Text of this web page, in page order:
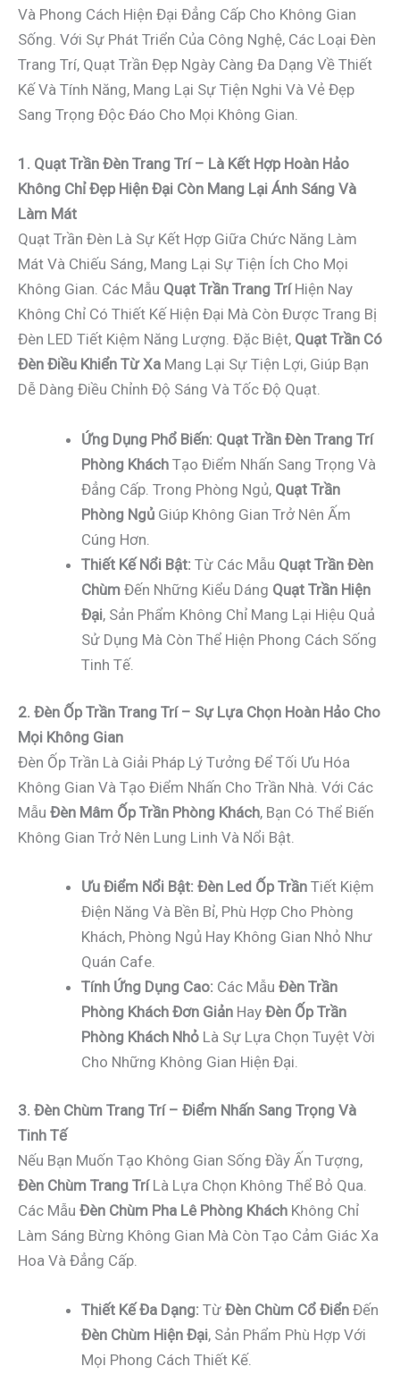
Và Phong Cách Hiện Đại Đẳng Cấp Cho Không Gian
Sống. Với Sự Phát Triển Của Công Nghệ, Các Loại Đèn
Trang Trí, Quạt Trần Đẹp Ngày Càng Đa Dạng Về Thiết
Kế Và Tính Năng, Mang Lại Sự Tiện Nghi Và Vẻ Đẹp
Sang Trọng Độc Đáo Cho Mọi Không Gian.
1. Quạt Trần Đèn Trang Trí – Là Kết Hợp Hoàn Hảo
Không Chỉ Đẹp Hiện Đại Còn Mang Lại Ánh Sáng Và
Làm Mát
Quạt Trần Đèn Là Sự Kết Hợp Giữa Chức Năng Làm
Mát Và Chiếu Sáng, Mang Lại Sự Tiện Ích Cho Mọi
Không Gian. Các Mẫu Quạt Trần Trang TríHiện Nay
Không Chỉ Có Thiết Kế Hiện Đại Mà Còn Được Trang Bị
Đèn LED Tiết Kiệm Năng Lượng. Đặc Biệt, Quạt Trần Có
Đèn Điều Khiển Từ Xa Mang Lại Sự Tiện Lợi, Giúp Bạn
Dễ Dàng Điều Chỉnh Độ Sáng Và Tốc Độ Quạt.
Ứng Dụng Phổ Biến: Quạt Trần Đèn Trang Trí
Phòng Khách Tạo Điểm Nhấn Sang Trọng Và
Đẳng Cấp. Trong Phòng Ngủ, Quạt Trần
Phòng Ngủ Giúp Không Gian Trở Nên Ấm
Cúng Hơn.
Thiết Kế Nổi Bật: Từ Các Mẫu Quạt Trần Đèn
Chùm Đến Những Kiểu Dáng Quạt Trần Hiện
Đại, Sản Phẩm Không Chỉ Mang Lại Hiệu Quả
Sử Dụng Mà Còn Thể Hiện Phong Cách Sống
Tinh Tế.
2. Đèn Ốp Trần Trang Trí – Sự Lựa Chọn Hoàn Hảo Cho
Mọi Không Gian
Đèn Ốp Trần Là Giải Pháp Lý Tưởng Để Tối Ưu Hóa
Không Gian Và Tạo Điểm Nhấn Cho Trần Nhà. Với Các
Mẫu Đèn Mâm Ốp Trần Phòng Khách, Bạn Có Thể Biến
Không Gian Trở Nên Lung Linh Và Nổi Bật.
Ưu Điểm Nổi Bật: Đèn Led Ốp Trần Tiết Kiệm
Điện Năng Và Bền Bỉ, Phù Hợp Cho Phòng
Khách, Phòng Ngủ Hay Không Gian Nhỏ Như
Quán Cafe.
Tính Ứng Dụng Cao: Các Mẫu Đèn Trần
Phòng Khách Đơn Giản Hay Đèn Ốp Trần
Phòng Khách Nhỏ Là Sự Lựa Chọn Tuyệt Vời
Cho Những Không Gian Hiện Đại.
3. Đèn Chùm Trang Trí – Điểm Nhấn Sang Trọng Và
Tinh Tế
Nếu Bạn Muốn Tạo Không Gian Sống Đầy Ấn Tượng,
Đèn Chùm Trang TríLà Lựa Chọn Không Thể Bỏ Qua.
Các Mẫu Đèn Chùm Pha Lê Phòng Khách Không Chỉ
Làm Sáng Bừng Không Gian Mà Còn Tạo Cảm Giác Xa
Hoa Và Đẳng Cấp.
Thiết Kế Đa Dạng: Từ Đèn Chùm Cổ Điển Đến
Đèn Chùm Hiện Đại, Sản Phẩm Phù Hợp Với
Mọi Phong Cách Thiết Kế.